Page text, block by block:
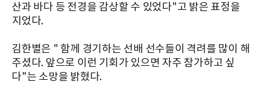
산과 바다 등 전경을 감상할 수 있었다"고 밝은 표정을
지었다.
김한별은 " 함께 경기하는 선배 선수들이 격려를 많이 해
주셨다. 앞으로 이런 기회가 있으면 자주 참가하고 싶
다"는 소망을 밝혔다.